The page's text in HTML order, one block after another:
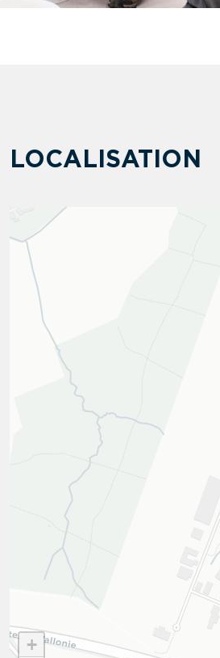
LOCALISATION
+